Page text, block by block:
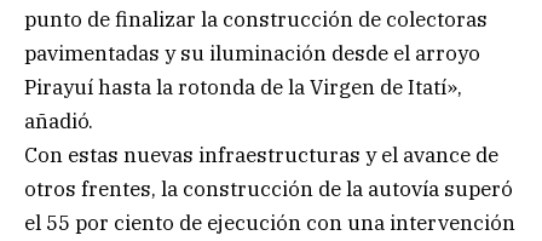
punto de finalizar la construcción de colectoras
pavimentadas y su iluminación desde el arroyo
Pirayuí hasta la rotonda de la Virgen de Itatí»,
añadió.
Con estas nuevas infraestructuras y el avance de
otros frentes, la construcción de la autovía superó
el 55 por ciento de ejecución con una intervención